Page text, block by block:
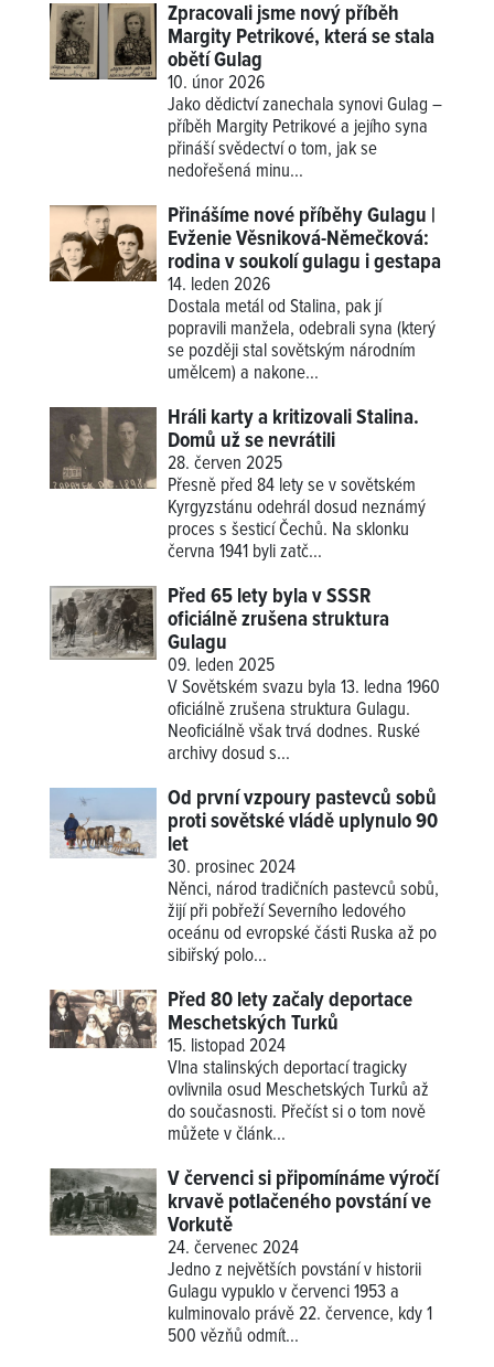
Zpracovali jsme nový příběh
Margity Petrikové, která se stala
obětí Gulag
10. únor 2026
Jako dědictví zanechala synovi Gulag –
příběh Margity Petrikové a jejího syna
přináší svědectví o tom, jak se
nedořešená minu...
Přinášíme nové příběhy Gulagu |
Evženie Věsniková-Němečková:
rodina v soukolí gulagu i gestapa
14. leden 2026
Dostala metál od Stalina, pak jí
popravili manžela, odebrali syna (který
se později stal sovětským národním
umělcem) a nakone...
Hráli karty a kritizovali Stalina.
Domů už se nevrátili
28. červen 2025
Přesně před 84 lety se v sovětském
Kyrgyzstánu odehrál dosud neznámý
proces s šesticí Čechů. Na sklonku
června 1941 byli zatč...
Před 65 lety byla v SSSR
oficiálně zrušena struktura
Gulagu
09. leden 2025
V Sovětském svazu byla 13. ledna 1960
oficiálně zrušena struktura Gulagu.
Neoficiálně však trvá dodnes. Ruské
archivy dosud s...
Od první vzpoury pastevců sobů
proti sovětské vládě uplynulo 90
let
30. prosinec 2024
Něnci, národ tradičních pastevců sobů,
žijí při pobřeží Severního ledového
oceánu od evropské části Ruska až po
sibiřský polo...
Před 80 lety začaly deportace
Meschetských Turků
15. listopad 2024
Vlna stalinských deportací tragicky
ovlivnila osud Meschetských Turků až
do současnosti. Přečíst si o tom nově
můžete v článk...
V červenci si připomínáme výročí
krvavě potlačeného povstání ve
Vorkutě
24. červenec 2024
Jedno z největších povstání v historii
Gulagu vypuklo v červenci 1953 a
kulminovalo právě 22. července, kdy 1
500 vězňů odmít...